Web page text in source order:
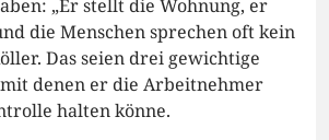
„Er stellt die Wohnung, er
die Menschen sprechen oft kein
Das seien drei gewichtige
denen er die Arbeitnehmer
halten könne.